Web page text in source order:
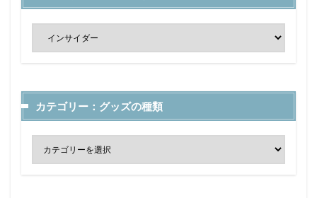
カテゴリー：グッズの種類